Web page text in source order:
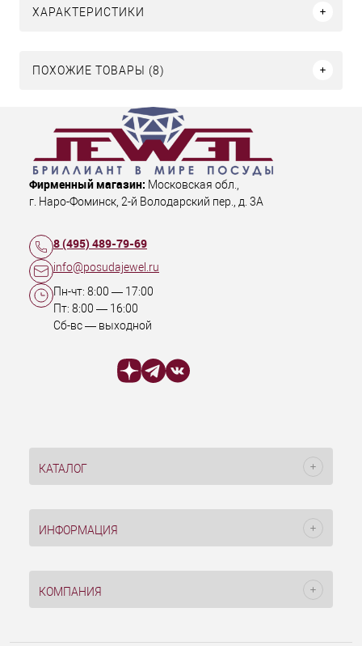
ХАРАКТЕРИСТИКИ
ПОХОЖИЕ ТОВАРЫ (8)
Фирменный магазин: Московская обл.,
г. Наро-Фоминск, 2-й Володарский пер., д. 3А
8 (495) 489-79-69
info@posudajewel.ru
Пн-чт: 8:00 — 17:00
Пт: 8:00 — 16:00
Сб-вс — выходной
КАТАЛОГ
ИНФОРМАЦИЯ
КОМПАНИЯ